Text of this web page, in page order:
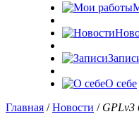
О себе
Главная /Новости / GPLv3